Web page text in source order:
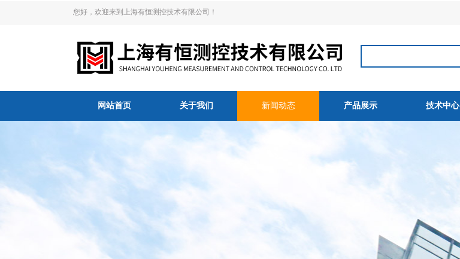
您好，欢迎来到上海有恒测控技术有限公司！
网站首页 关于我们 新闻动态 产品展示 技术中心